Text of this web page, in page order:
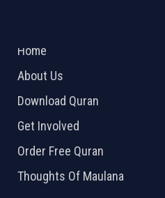
Home
About Us
Download Quran
Get Involved
Order Free Quran
Thoughts Of Maulana